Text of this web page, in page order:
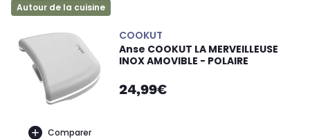
Autour de la cuisine
Comparer
COOKUT
Anse COOKUT LA MERVEILLEUSE
INOX AMOVIBLE - POLAIRE
24,99€